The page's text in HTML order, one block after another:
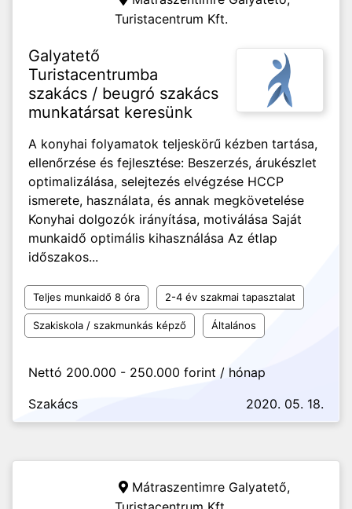
Turistacentrum Kft.
Galyatető
Turistacentrumba
szakács / beugró szakács
munkatársat keresünk
A konyhai folyamatok teljeskörű kézben tartása,
ellenőrzése és fejlesztése: Beszerzés, árukészlet
optimalizálása, selejtezés elvégzése HCCP
ismerete, használata, és annak megkövetelése
Konyhai dolgozók irányítása, motiválása Saját
munkaidő optimális kihasználása Az étlap
időszakos...
Teljes munkaidő 8 óra 2-4 év szakmai tapasztalat
Szakiskola / szakmunkás képző Általános
Nettó 200.000 - 250.000 forint / hónap
Szakács
2020. 05. 18.
Mátraszentimre Galyatető,